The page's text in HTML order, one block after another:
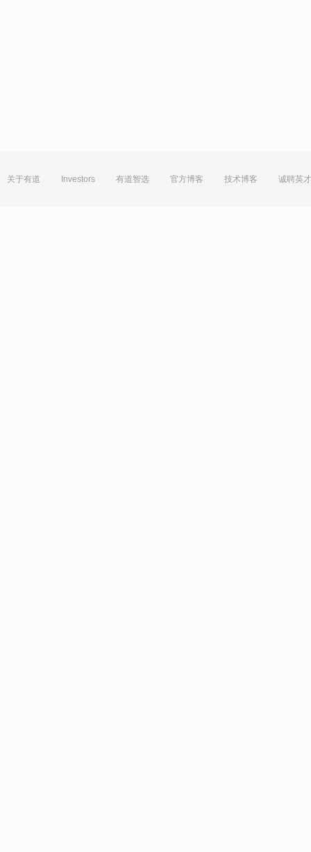
关于有道 Investors 有道智选 官方博客 技术博客 诚聘英才